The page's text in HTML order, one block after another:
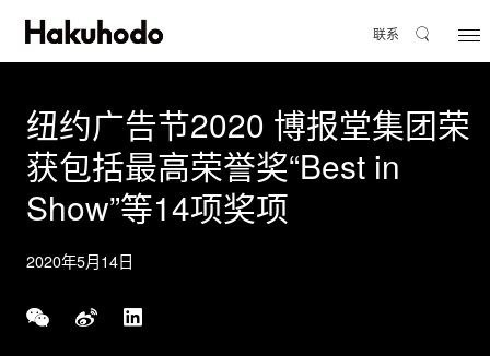
联系
纽约广告节2020 博报堂集团荣
获包括最高荣誉奖“Best in
Show”等14项奖项
2020年5月14日